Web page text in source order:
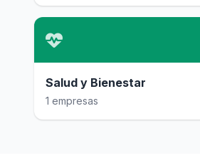
Salud y Bienestar
1 empresas